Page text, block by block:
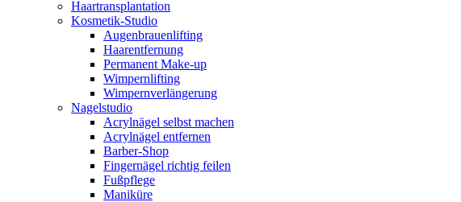
Haartransplantation
Kosmetik-Studio
Augenbrauenlifting
Haarentfernung
Permanent Make-up
Wimpernlifting
Wimpernverlängerung
Nagelstudio
Acrylnägel selbst machen
Acrylnägel entfernen
Barber-Shop
Fingernägel richtig feilen
Fußpflege
Maniküre